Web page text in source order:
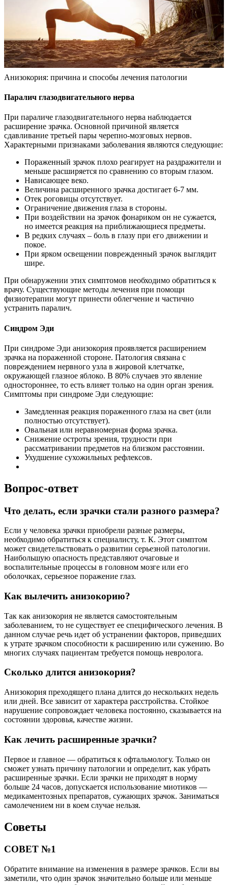
Анизокория: причина и способы лечения патологии
Паралич глазодвигательного нерва
При параличе глазодвигательного нерва наблюдается
расширение зрачка. Основной причиной является
сдавливание третьей пары черепно-мозговых нервов.
Характерными признаками заболевания являются следующие:
Пораженный зрачок плохо реагирует на раздражители и
меньше расширяется по сравнению со вторым глазом.
Нависающее веко.
Величина расширенного зрачка достигает 6-7 мм.
Отек роговицы отсутствует.
Ограничение движения глаза в стороны.
При воздействии на зрачок фонариком он не сужается,
но имеется реакция на приближающиеся предметы.
В редких случаях – боль в глазу при его движении и
покое.
При ярком освещении поврежденный зрачок выглядит
шире.
При обнаружении этих симптомов необходимо обратиться к
врачу. Существующие методы лечения при помощи
физиотерапии могут принести облегчение и частично
устранить паралич.
Синдром Эди
При синдроме Эди анизокория проявляется расширением
зрачка на пораженной стороне. Патология связана с
повреждением нервного узла в жировой клетчатке,
окружающей глазное яблоко. В 80% случаев это явление
одностороннее, то есть влияет только на один орган зрения.
Симптомы при синдроме Эди следующие:
Замедленная реакция пораженного глаза на свет (или
полностью отсутствует).
Овальная или неравномерная форма зрачка.
Снижение остроты зрения, трудности при
рассматривании предметов на близком расстоянии.
Ухудшение сухожильных рефлексов.
Вопрос-ответ
Что делать, если зрачки стали разного размера?
Если у человека зрачки приобрели разные размеры,
необходимо обратиться к специалисту, т. К. Этот симптом
может свидетельствовать о развитии серьезной патологии.
Наибольшую опасность представляют очаговые и
воспалительные процессы в головном мозге или его
оболочках, серьезное поражение глаз.
Как вылечить анизокорию?
Так как анизокория не является самостоятельным
заболеванием, то не существует ее специфического лечения. В
данном случае речь идет об устранении факторов, приведших
к утрате зрачком способности к расширению или сужению. Во
многих случаях пациентам требуется помощь невролога.
Сколько длится анизокория?
Анизокория преходящего плана длится до нескольких недель
или дней. Все зависит от характера расстройства. Стойкое
нарушение сопровождает человека постоянно, сказывается на
состоянии здоровья, качестве жизни.
Как лечить расширенные зрачки?
Первое и главное — обратиться к офтальмологу. Только он
сможет узнать причину патологии и определит, как убрать
расширенные зрачки. Если зрачки не приходят в норму
больше 24 часов, допускается использование миотиков —
медикаментозных препаратов, сужающих зрачок. Заниматься
самолечением ни в коем случае нельзя.
Советы
СОВЕТ №1
Обратите внимание на изменения в размере зрачков. Если вы
заметили, что один зрачок значительно больше или меньше